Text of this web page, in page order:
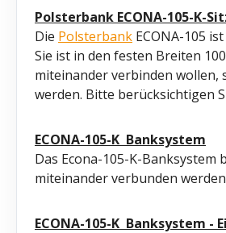
Polsterbank ECONA-105-K-
Die Polsterbank ECONA-105
Sie ist in den festen Breiten
miteinander verbinden wollen,
werden. Bitte berücksichtigen
ECONA-105-K Banksystem
Das Econa-105-K-
miteinander verbunden
ECONA-105-K Banksystem -